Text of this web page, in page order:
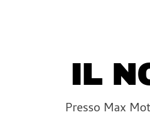
IL
Presso Max